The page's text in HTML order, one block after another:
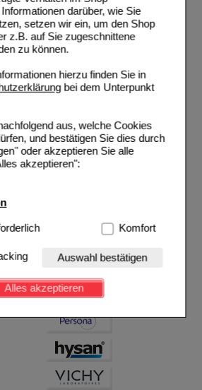
darüber, wie Sie
setzen wir ein, um den Shop
z.B. auf Sie zugeschnittene
zu können.
hierzu finden Sie in
bei dem Unterpunkt
aus, welche Cookies
und bestätigen Sie dies durch
oder akzeptieren Sie alle
akzeptieren":
Hierbei handelt es sich um
sind (z.B. Navigation, Warenkorb,
auf diese nicht verzichtet
ansprechender zu gestalten,
Wiedererkennung des
Seite an bevorzugte
Spracheinstellung)
Cookies ermöglichen es uns
zugeschrittene Inhalte
Komfort
Auswahl bestätigen
Alles akzeptieren